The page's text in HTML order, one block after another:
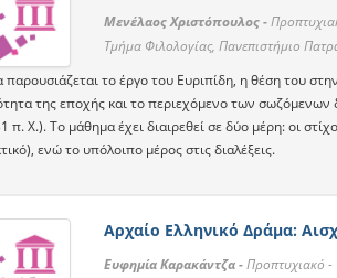
Μενέλαος Χριστόπουλος -
Τμήμα Φιλολογίας, Πανεπιστήμιο
το έργο του Ευριπίδη, η θέση του
της εποχής και το περιεχόμενο των
π. Χ.). Tο μάθημα έχει διαιρεθεί σε δύο μέρη: οι
ενώ το υπόλοιπο μέρος στις διαλέξεις.
Αρχαίο Ελληνικό Δράμα:
Ευφημία Καρακάντζα -Προπτυχιακό -